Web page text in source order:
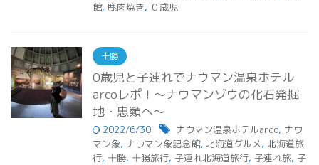
館, 鹿肉焼き, ０歳児
十勝
0歳児と子連れでナウマン温泉ホテル
arcoレポ！～ナウマンゾウの化石発掘
地・忠類へ～
2022/6/30 ナウマン温泉ホテルarco, ナウ
マン象, ナウマン象記念館, 北海道グルメ, 北海道旅
行, 十勝, 十勝旅行, 子連れ北海道旅行, 子連れ旅, 子